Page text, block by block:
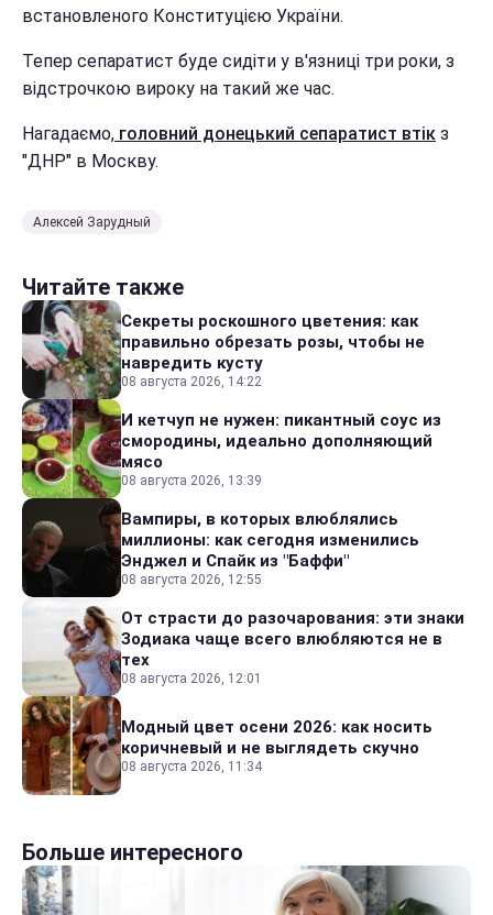
встановленого Конституцією України.
Тепер сепаратист буде сидіти у в'язниці три роки, з
відстрочкою вироку на такий же час.
Нагадаємо, головний донецький сепаратист втік з
"ДНР" в Москву.
Алексей Зарудный
Читайте также
Секреты роскошного цветения: как
правильно обрезать розы, чтобы не
навредить кусту
08 августа 2026, 14:22
И кетчуп не нужен: пикантный соус из
смородины, идеально дополняющий
мясо
08 августа 2026, 13:39
Вампиры, в которых влюблялись
миллионы: как сегодня изменились
Энджел и Спайк из "Баффи"
08 августа 2026, 12:55
От страсти до разочарования: эти знаки
Зодиака чаще всего влюбляются не в
тех
08 августа 2026, 12:01
Модный цвет осени 2026: как носить
коричневый и не выглядеть скучно
08 августа 2026, 11:34
Больше интересного